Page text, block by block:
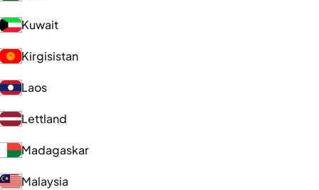
Kuwait
Kirgisistan
Laos
Lettland
Madagaskar
Malaysia